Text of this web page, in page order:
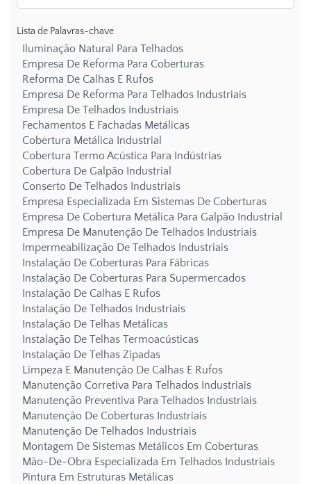
Lista de Palavras-chave
Iluminação Natural Para Telhados
Empresa De Reforma Para Coberturas
Reforma De Calhas E Rufos
Empresa De Reforma Para Telhados Industriais
Empresa De Telhados Industriais
Fechamentos E Fachadas Metálicas
Cobertura Metálica Industrial
Cobertura Termo Acústica Para Indústrias
Cobertura De Galpão Industrial
Conserto De Telhados Industriais
Empresa Especializada Em Sistemas De Coberturas
Empresa De Cobertura Metálica Para Galpão Industrial
Empresa De Manutenção De Telhados Industriais
Impermeabilização De Telhados Industriais
Instalação De Coberturas Para Fábricas
Instalação De Coberturas Para Supermercados
Instalação De Calhas E Rufos
Instalação De Telhados Industriais
Instalação De Telhas Metálicas
Instalação De Telhas Termoacústicas
Instalação De Telhas Zipadas
Limpeza E Manutenção De Calhas E Rufos
Manutenção Corretiva Para Telhados Industriais
Manutenção Preventiva Para Telhados Industriais
Manutenção De Coberturas Industriais
Manutenção De Telhados Industriais
Montagem De Sistemas Metálicos Em Coberturas
Mão-De-Obra Especializada Em Telhados Industriais
Pintura Em Estruturas Metálicas